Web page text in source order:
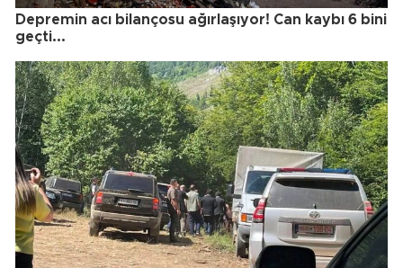
Depremin acı bilançosu ağırlaşıyor! Can kaybı 6 bini
geçti...